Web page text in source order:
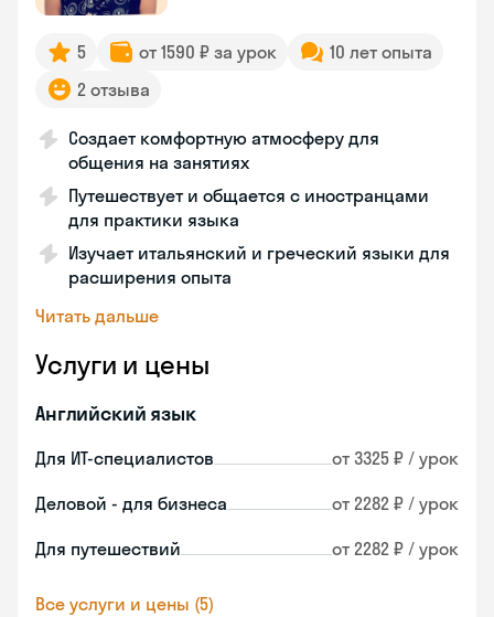
5 от 1590 ₽ за урок
10 лет опыта
2 отзыва
Создает комфортную атмосферу для
общения на занятиях
Путешествует и общается с иностранцами
для практики языка
Изучает итальянский и греческий языки для
расширения опыта
Читать дальше
Услуги и цены
Английский язык
Для ИТ-специалистов от 3325 ₽ / урок
Деловой - для бизнеса от 2282 ₽ / урок
Для путешествий от 2282 ₽ / урок
Все услуги и цены (5)